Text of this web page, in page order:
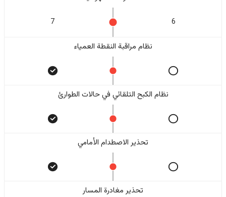
6
7
نظام مراقبة النقطة العمياء
نظام الكبح التلقائي في حالات الطوارئ
تحذير الاصطدام الأمامي
تحذير مغادرة المسار